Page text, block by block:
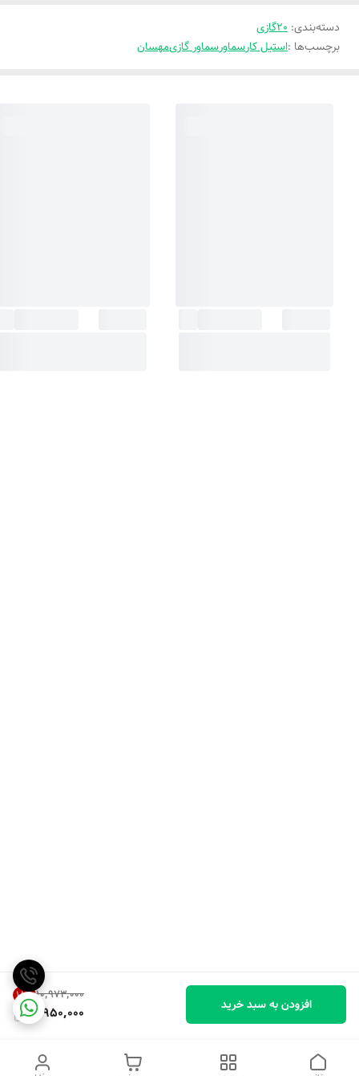
۱۰٬۹۷۳٬۰۰۰ 18%
8,950,000 افزودن به سبد خرید
دسته‌بندی: 20گازی
برچسب‌ها :استیل کارسماورسماور گازیمهسان